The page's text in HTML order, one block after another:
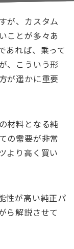
が、カスタム
ことが多々あ
あれば、乗って
、こういう形
が遥かに重要
材料となる純
の需要が非常
より高く買い
性が高い純正パ
ら解説させて